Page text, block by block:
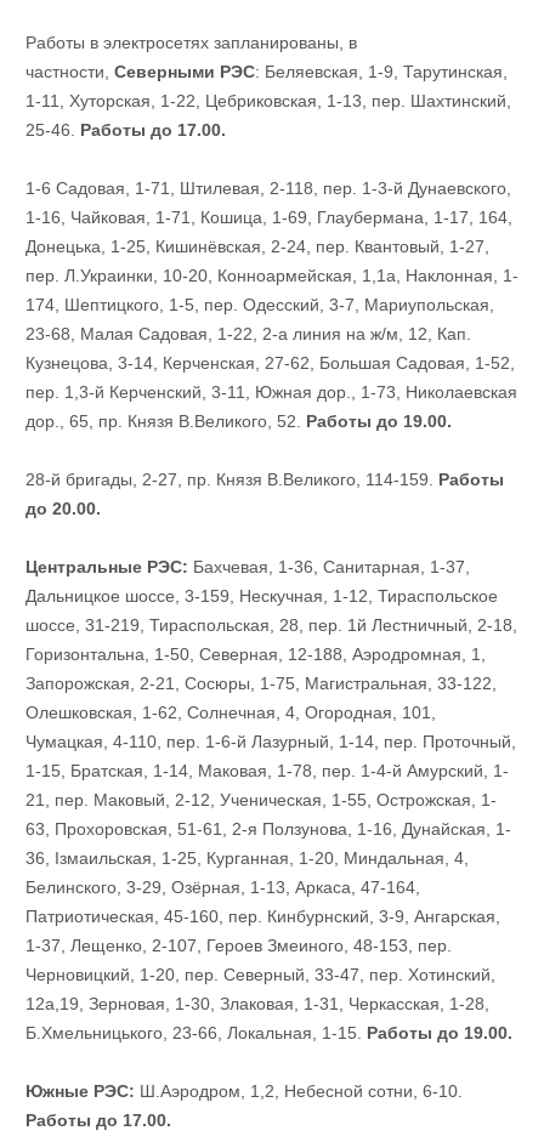
Работы в электросетях запланированы, в
частности, Северными РЭС: Беляевская, 1-9, Тарутинская,
1-11, Хуторская, 1-22, Цебриковская, 1-13, пер. Шахтинский,
25-46. Работы до 17.00.
1-6 Садовая, 1-71, Штилевая, 2-118, пер. 1-3-й Дунаевского,
1-16, Чайковая, 1-71, Кошица, 1-69, Глаубермана, 1-17, 164,
Донецька, 1-25, Кишинёвская, 2-24, пер. Квантовый, 1-27,
пер. Л.Украинки, 10-20, Конноармейская, 1,1а, Наклонная, 1-
174, Шептицкого, 1-5, пер. Одесский, 3-7, Мариупольская,
23-68, Малая Садовая, 1-22, 2-а линия на ж/м, 12, Кап.
Кузнецова, 3-14, Керченская, 27-62, Большая Садовая, 1-52,
пер. 1,3-й Керченский, 3-11, Южная дор., 1-73, Николаевская
дор., 65, пр. Князя В.Великого, 52. Работы до 19.00.
28-й бригады, 2-27, пр. Князя В.Великого, 114-159. Работы
до 20.00.
Центральные РЭС: Бахчевая, 1-36, Санитарная, 1-37,
Дальницкое шоссе, 3-159, Нескучная, 1-12, Тираспольское
шоссе, 31-219, Тираспольская, 28, пер. 1й Лестничный, 2-18,
Горизонтальна, 1-50, Северная, 12-188, Аэродромная, 1,
Запорожская, 2-21, Сосюры, 1-75, Магистральная, 33-122,
Олешковская, 1-62, Солнечная, 4, Огородная, 101,
Чумацкая, 4-110, пер. 1-6-й Лазурный, 1-14, пер. Проточный,
1-15, Братская, 1-14, Маковая, 1-78, пер. 1-4-й Амурский, 1-
21, пер. Маковый, 2-12, Ученическая, 1-55, Острожская, 1-
63, Прохоровская, 51-61, 2-я Ползунова, 1-16, Дунайская, 1-
36, Ізмаильская, 1-25, Курганная, 1-20, Миндальная, 4,
Белинского, 3-29, Озёрная, 1-13, Аркаса, 47-164,
Патриотическая, 45-160, пер. Кинбурнский, 3-9, Ангарская,
1-37, Лещенко, 2-107, Героев Змеиного, 48-153, пер.
Черновицкий, 1-20, пер. Северный, 33-47, пер. Хотинский,
12а,19, Зерновая, 1-30, Злаковая, 1-31, Черкасская, 1-28,
Б.Хмельницького, 23-66, Локальная, 1-15. Работы до 19.00.
Южные РЭС: Ш.Аэродром, 1,2, Небесной сотни, 6-10.
Работы до 17.00.